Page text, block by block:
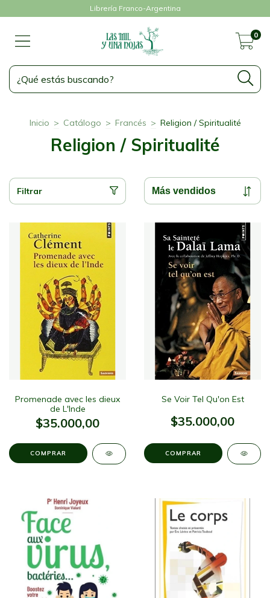
Librería Franco-Argentina
0
Inicio > Catálogo > Francés > Religion / Spiritualité
Religion / Spiritualité
Filtrar
Promenade avec les dieux
de L'Inde
$35.000,00
Se Voir Tel Qu'on Est
$35.000,00